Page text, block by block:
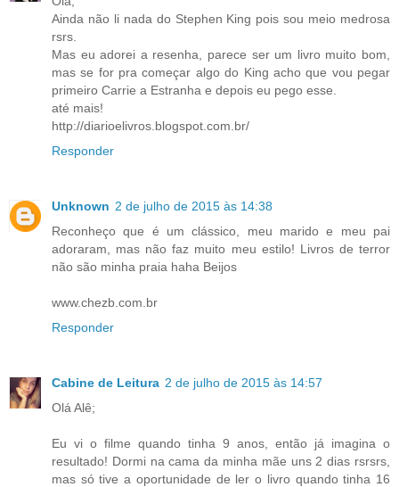
Ainda não li nada do Stephen King pois sou meio medrosa
rsrs.
Mas eu adorei a resenha, parece ser um livro muito bom,
mas se for pra começar algo do King acho que vou pegar
primeiro Carrie a Estranha e depois eu pego esse.
até mais!
http://diarioelivros.blogspot.com.br/
Responder
Unknown 2 de julho de 2015 às 14:38
Reconheço que é um clássico, meu marido e meu pai
adoraram, mas não faz muito meu estilo! Livros de terror
não são minha praia haha Beijos
www.chezb.com.br
Responder
Cabine de Leitura 2 de julho de 2015 às 14:57
Olá Alê;
Eu vi o filme quando tinha 9 anos, então já imagina o
resultado! Dormi na cama da minha mãe uns 2 dias rsrsrs,
mas só tive a oportunidade de ler o livro quando tinha 16